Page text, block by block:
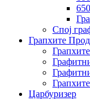
Спој
Грапхите
Царбуризер